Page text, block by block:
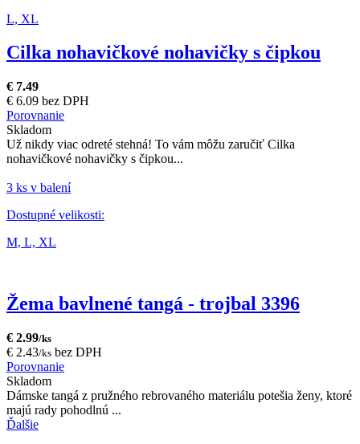
L, XL
Cilka nohavičkové nohavičky s čipkou
€ 7.49
€ 6.09 bez DPH
Porovnanie
Skladom
Už nikdy viac odreté stehná! To vám môžu zaručiť Cilka
nohavičkové nohavičky s čipkou...
3 ks v balení
Dostupné velikosti:
M, L, XL
Žema bavlnené tangá - trojbal 3396
€ 2.99/ks
€ 2.43/ks bez DPH
Porovnanie
Skladom
Dámske tangá z pružného rebrovaného materiálu potešia ženy, ktoré
majú rady pohodlnú ...
Ďalšie